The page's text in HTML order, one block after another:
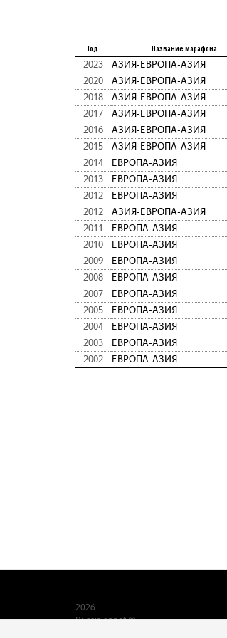
Год Название марафона
2023 АЗИЯ-ЕВРОПА-АЗИЯ
2020
АЗИЯ-ЕВРОПА-АЗИЯ
2018
АЗИЯ-ЕВРОПА-АЗИЯ
2017
АЗИЯ-ЕВРОПА-АЗИЯ
2016
АЗИЯ-ЕВРОПА-АЗИЯ
2015
АЗИЯ-ЕВРОПА-АЗИЯ
2014
ЕВРОПА-АЗИЯ
2013
ЕВРОПА-АЗИЯ
2012
ЕВРОПА-АЗИЯ
2012
АЗИЯ-ЕВРОПА-АЗИЯ
2011
ЕВРОПА-АЗИЯ
2010
ЕВРОПА-АЗИЯ
2009
ЕВРОПА-АЗИЯ
2008
ЕВРОПА-АЗИЯ
2007
ЕВРОПА-АЗИЯ
2005
ЕВРОПА-АЗИЯ
2004
ЕВРОПА-АЗИЯ
2003
ЕВРОПА-АЗИЯ
2002
ЕВРОПА-АЗИЯ
2026
Russialoppet ®